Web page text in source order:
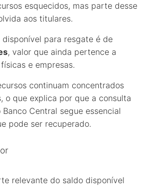
esquecidos, mas parte desse
aos titulares.
para resgate é de
, valor que ainda pertence a
e empresas.
continuam concentrados
o que explica por que a consulta
Central segue essencial
pode ser recuperado.
relevante do saldo disponível